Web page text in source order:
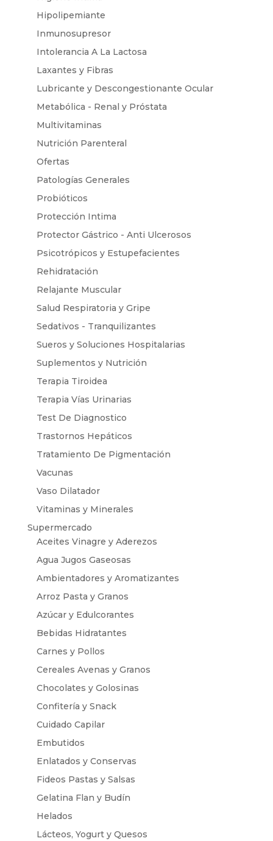
Hipolipemiante
Inmunosupresor
Intolerancia A La Lactosa
Laxantes y Fibras
Lubricante y Descongestionante Ocular
Metabólica - Renal y Próstata
Multivitaminas
Nutrición Parenteral
Ofertas
Patologías Generales
Probióticos
Protección Intima
Protector Gástrico - Anti Ulcerosos
Psicotrópicos y Estupefacientes
Rehidratación
Relajante Muscular
Salud Respiratoria y Gripe
Sedativos - Tranquilizantes
Sueros y Soluciones Hospitalarias
Suplementos y Nutrición
Terapia Tiroidea
Terapia Vías Urinarias
Test De Diagnostico
Trastornos Hepáticos
Tratamiento De Pigmentación
Vacunas
Vaso Dilatador
Vitaminas y Minerales
Supermercado
Aceites Vinagre y Aderezos
Agua Jugos Gaseosas
Ambientadores y Aromatizantes
Arroz Pasta y Granos
Azúcar y Edulcorantes
Bebidas Hidratantes
Carnes y Pollos
Cereales Avenas y Granos
Chocolates y Golosinas
Confitería y Snack
Cuidado Capilar
Embutidos
Enlatados y Conservas
Fideos Pastas y Salsas
Gelatina Flan y Budín
Helados
Lácteos, Yogurt y Quesos